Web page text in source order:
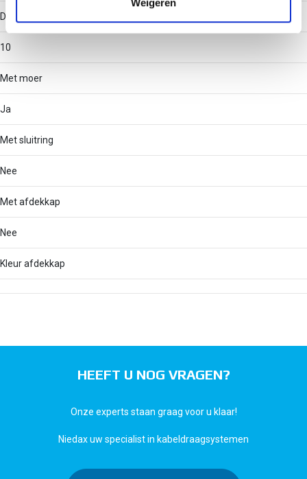
Draadmaat (metrisch)
10
Met moer
Ja
Met sluitring
Nee
Met afdekkap
Nee
Kleur afdekkap
HEEFT U NOG VRAGEN?
Onze experts staan graag voor u klaar!
Niedax uw specialist in kabeldraagsystemen